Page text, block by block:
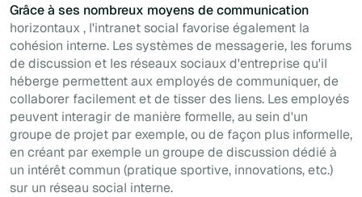
Grâce à ses nombreux moyens de communication
horizontaux , l'intranet social favorise également la
cohésion interne. Les systèmes de messagerie, les forums
de discussion et les réseaux sociaux d'entreprise qu'il
héberge permettent aux employés de communiquer, de
collaborer facilement et de tisser des liens. Les employés
peuvent interagir de manière formelle, au sein d'un
groupe de projet par exemple, ou de façon plus informelle,
en créant par exemple un groupe de discussion dédié à
un intérêt commun (pratique sportive, innovations, etc.)
sur un réseau social interne.